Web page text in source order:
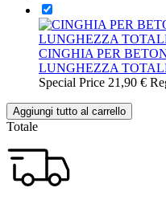
CINGHIA PER
LUNGHEZZA
Special Price 21,90 €
Aggiungi tutto al carrello
Totale